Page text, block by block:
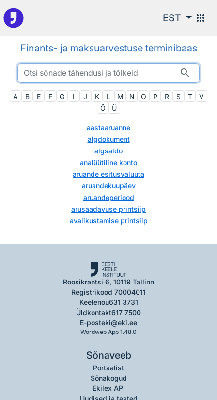
Otsingu juurde
EST apps
Finants- ja maksuarvestuse terminibaas
search
A B E F G I J K L M N O P R S T
V
Õ
Ü
aastaaruanne
algdokument
algsaldo
analüütiline konto
aruande esitusvaluuta
aruandekuupäev
aruandeperiood
arusaadavuse printsiip
avalikustamise printsiip
Roosikrantsi 6, 10119 Tallinn
Registrikood 70004011
Keelenõu631 3731
Üldkontakt617 7500
E-posteki@eki.ee
Wordweb App 1.48.0
Sõnaveeb
Portaalist
Sõnakogud
Ekilex API
Uudised ja teated